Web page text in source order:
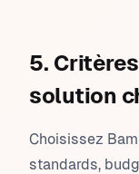
5.
solution
Choisissez
standards,